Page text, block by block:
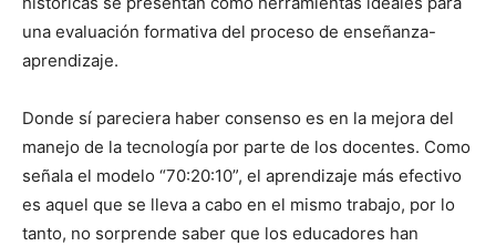
una evaluación formativa del proceso de enseñanza-
aprendizaje.
Donde sí pareciera haber consenso es en la mejora del
manejo de la tecnología por parte de los docentes. Como
señala el modelo “70:20:10”, el aprendizaje más efectivo
es aquel que se lleva a cabo en el mismo trabajo, por lo
tanto, no sorprende saber que los educadores han